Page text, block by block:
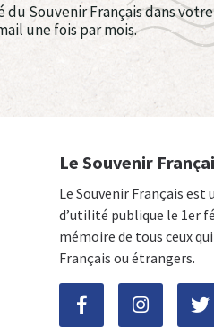
du Souvenir Français dans
une fois par mois.
Le Souvenir
Le Souvenir Français est
d’utilité publique le 1er
mémoire de tous ceux
Français ou étrangers.